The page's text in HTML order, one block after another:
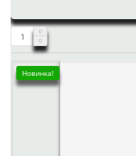
Новинка!